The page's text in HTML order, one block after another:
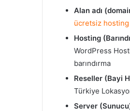
Alan adı
ücretsiz
Hosting
WordPress
barındırma
Reseller (Bayi
Türkiye
Server